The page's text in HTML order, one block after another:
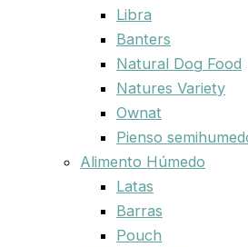
Libra
Banters
Natural Dog Food
Natures Variety
Ownat
Pienso
Alimento Húmedo
Latas
Barras
Pouch